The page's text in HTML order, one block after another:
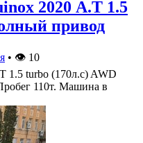
2020 А.Т 1.5
привод
• 👁 10
1.5 turbo (170л.с) AWD
110т. Машина в